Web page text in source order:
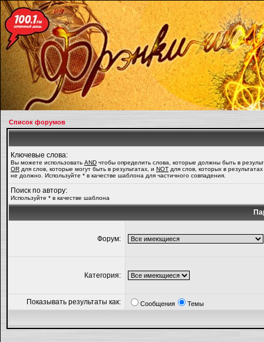
Список форумов
Ключевые слова:
Вы можете использовать AND чтобы определить слова, которые должны быть в
OR для слов, которые могут быть в результатах, и NOT для слов, которых в
не должно. Используйте * в качестве шаблона для частичного совпадения.
Поиск по автору:
Используйте * в качестве шаблона
Форум:
Категория:
Показывать результаты как: Сообщения Темы